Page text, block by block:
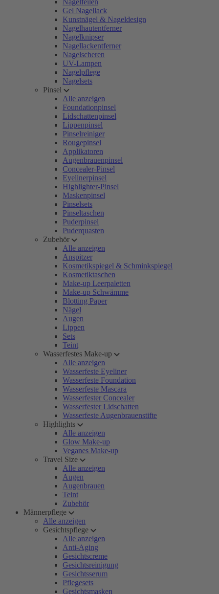
Nagelfeilen
Gel Nagellack
Kunstnägel & Nageldesign
Nagelhautentferner
Nagelknipser
Nagellackentferner
Nagelscheren
UV-Lampen
Nagelpflege
Nagelsets
Pinsel
Alle anzeigen
Foundationpinsel
Lidschattenpinsel
Lippenpinsel
Pinselreiniger
Rougepinsel
Applikatoren
Augenbrauenpinsel
Concealer-Pinsel
Eyelinerpinsel
Highlighter-Pinsel
Maskenpinsel
Pinselsets
Pinseltaschen
Puderpinsel
Puderquasten
Zubehör
Alle anzeigen
Anspitzer
Kosmetikspiegel & Schminkspiegel
Kosmetiktaschen
Make-up Leerpaletten
Make-up Schwämme
Blotting Paper
Nägel
Augen
Lippen
Sets
Teint
Wasserfestes Make-up
Alle anzeigen
Wasserfeste Eyeliner
Wasserfeste Foundation
Wasserfeste Mascara
Wasserfester Concealer
Wasserfester Lidschatten
Wasserfeste Augenbrauenstifte
Highlights
Alle anzeigen
Glow Make-up
Veganes Make-up
Travel Size
Alle anzeigen
Augen
Augenbrauen
Teint
Zubehör
Männerpflege
Alle anzeigen
Gesichtspflege
Alle anzeigen
Anti-Aging
Gesichtscreme
Gesichtsreinigung
Gesichtsserum
Pflegesets
Gesichtsmasken